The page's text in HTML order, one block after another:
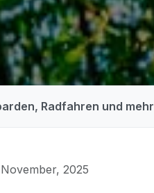
Radfahren und mehr
2025